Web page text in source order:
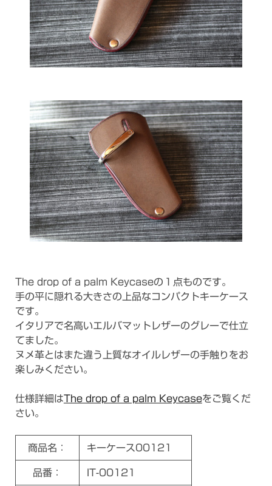
The drop of a palm Keycaseの１点ものです。
手の平に隠れる大きさの上品なコンパクトキーケース
です。
イタリアで名高いエルバマットレザーのグレーで仕立
てました。
ヌメ革とはまた違う上質なオイルレザーの手触りをお
楽しみください。
仕様詳細はThe drop of a palm Keycaseをご覧くだ
さい。
商品名： キーケース00121
品番： IT-00121